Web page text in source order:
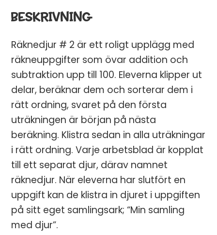
BESKRIVNING
Räknedjur # 2 är ett roligt upplägg med
räkneuppgifter som övar addition och
subtraktion upp till 100. Eleverna klipper ut
delar, beräknar dem och sorterar dem i
rätt ordning, svaret på den första
uträkningen är början på nästa
beräkning. Klistra sedan in alla uträkningar
i rätt ordning. Varje arbetsblad är kopplat
till ett separat djur, därav namnet
räknedjur. När eleverna har slutfört en
uppgift kan de klistra in djuret i uppgiften
på sitt eget samlingsark; “Min samling
med djur”.